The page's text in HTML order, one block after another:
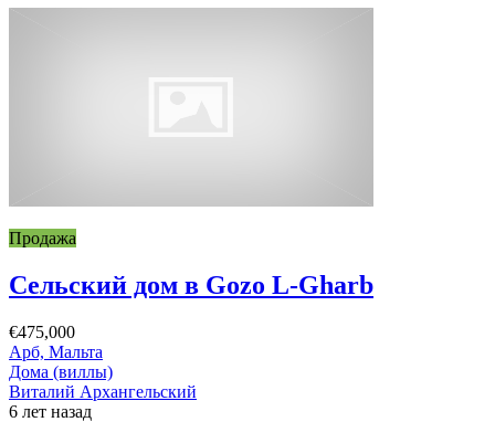
Продажа
Сельский дом в Gozo L-Gharb
€475,000
Арб, Мальта
Дома (виллы)
Виталий Архангельский
6 лет назад